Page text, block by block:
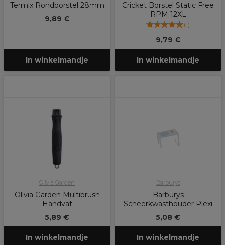
Termix Rondborstel 28mm
9,89 €
In winkelmandje
Cricket Borstel Static Free
RPM 12XL
(1)
9,79 €
In winkelmandje
Olivia Garden
Olivia Garden Multibrush
Handvat
5,89 €
In winkelmandje
Barburys
Barburys
Scheerkwasthouder Plexi
5,08 €
In winkelmandje